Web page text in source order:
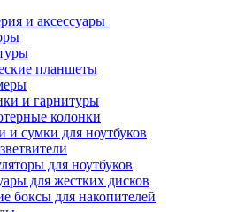
и аксессуары
планшеты
и гарнитуры
колонки
и сумки для ноутбуков
для ноутбуков
для жестких дисков
боксы для накопителей